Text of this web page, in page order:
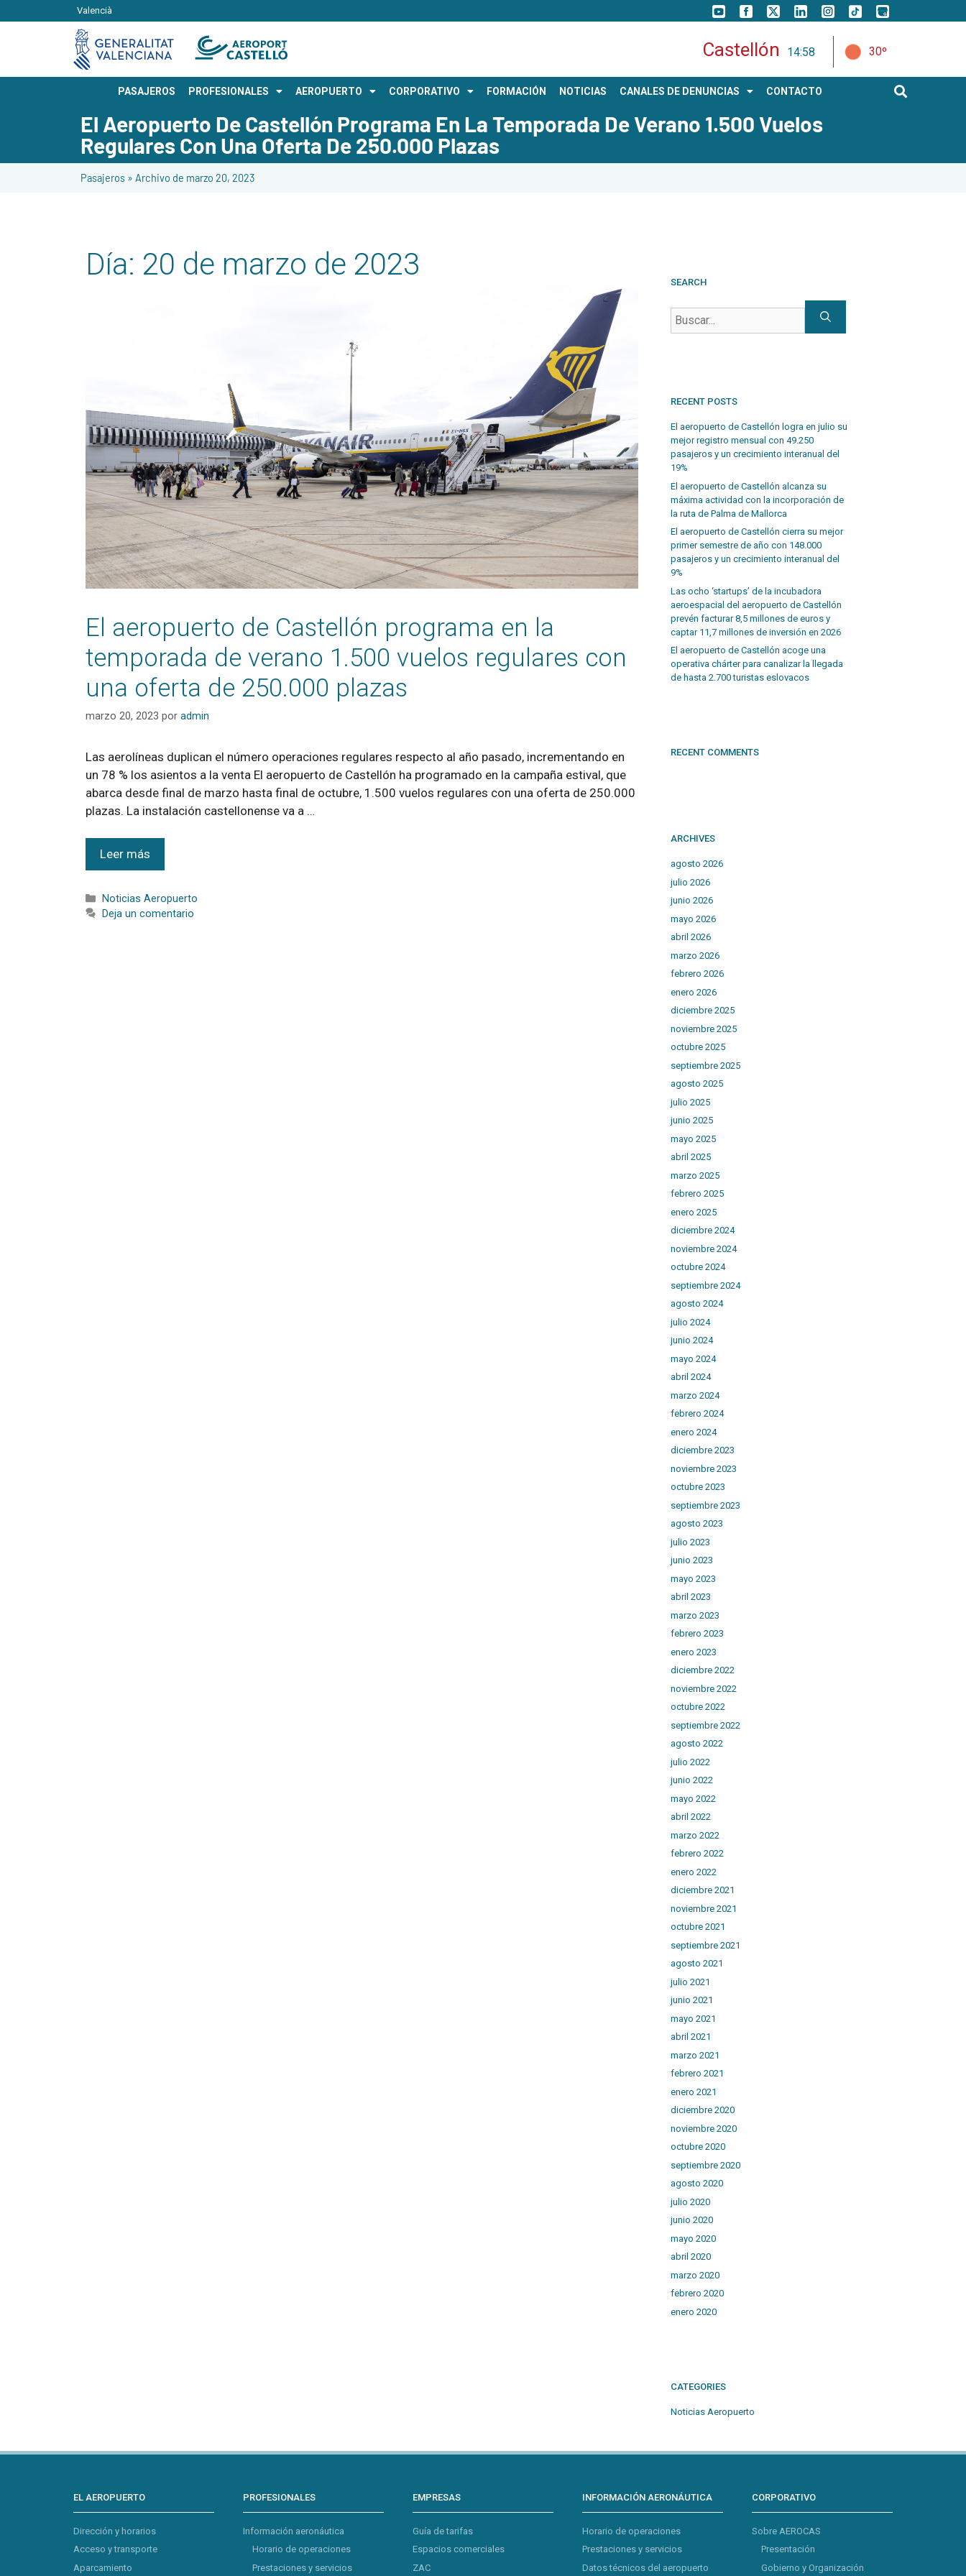
Valencià
Castellón 14:59 30º
PASAJEROS PROFESIONALES AEROPUERTO CORPORATIVO FORMACIÓN NOTICIAS CANALES DE DENUNCIAS CONTACTO
El Aeropuerto De Castellón Programa En La Temporada De Verano 1.500 Vuelos
Regulares Con Una Oferta De 250.000 Plazas
Pasajeros » Archivo de marzo 20, 2023
Día: 20 de marzo de 2023
El aeropuerto de Castellón programa en la
temporada de verano 1.500 vuelos regulares con
una oferta de 250.000 plazas
marzo 20, 2023 por admin
Las aerolíneas duplican el número operaciones regulares respecto al año pasado, incrementando en
un 78 % los asientos a la venta El aeropuerto de Castellón ha programado en la campaña estival, que
abarca desde final de marzo hasta final de octubre, 1.500 vuelos regulares con una oferta de 250.000
plazas. La instalación castellonense va a …
Leer más
Noticias Aeropuerto
Deja un comentario
SEARCH
RECENT POSTS
El aeropuerto de Castellón logra en julio su
mejor registro mensual con 49.250
pasajeros y un crecimiento interanual del
19%
El aeropuerto de Castellón alcanza su
máxima actividad con la incorporación de
la ruta de Palma de Mallorca
El aeropuerto de Castellón cierra su mejor
primer semestre de año con 148.000
pasajeros y un crecimiento interanual del
9%
Las ocho ‘startups’ de la incubadora
aeroespacial del aeropuerto de Castellón
prevén facturar 8,5 millones de euros y
captar 11,7 millones de inversión en 2026
El aeropuerto de Castellón acoge una
operativa chárter para canalizar la llegada
de hasta 2.700 turistas eslovacos
RECENT COMMENTS
ARCHIVES
agosto 2026
julio 2026
junio 2026
mayo 2026
abril 2026
marzo 2026
febrero 2026
enero 2026
diciembre 2025
noviembre 2025
octubre 2025
septiembre 2025
agosto 2025
julio 2025
junio 2025
mayo 2025
abril 2025
marzo 2025
febrero 2025
enero 2025
diciembre 2024
noviembre 2024
octubre 2024
septiembre 2024
agosto 2024
julio 2024
junio 2024
mayo 2024
abril 2024
marzo 2024
febrero 2024
enero 2024
diciembre 2023
noviembre 2023
octubre 2023
septiembre 2023
agosto 2023
julio 2023
junio 2023
mayo 2023
abril 2023
marzo 2023
febrero 2023
enero 2023
diciembre 2022
noviembre 2022
octubre 2022
septiembre 2022
agosto 2022
julio 2022
junio 2022
mayo 2022
abril 2022
marzo 2022
febrero 2022
enero 2022
diciembre 2021
noviembre 2021
octubre 2021
septiembre 2021
agosto 2021
julio 2021
junio 2021
mayo 2021
abril 2021
marzo 2021
febrero 2021
enero 2021
diciembre 2020
noviembre 2020
octubre 2020
septiembre 2020
agosto 2020
julio 2020
junio 2020
mayo 2020
abril 2020
marzo 2020
febrero 2020
enero 2020
CATEGORIES
Noticias Aeropuerto
EL AEROPUERTO
Dirección y horarios
Acceso y transporte
Aparcamiento
PROFESIONALES
Información aeronáutica
Horario de operaciones
Prestaciones y servicios
EMPRESAS
Guía de tarifas
Espacios comerciales
ZAC
INFORMACIÓN AERONÁUTICA
Horario de operaciones
Prestaciones y servicios
Datos técnicos del aeropuerto
CORPORATIVO
Sobre AEROCAS
Presentación
Gobierno y Organización